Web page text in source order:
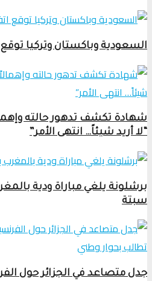
السعودية وباكستان وتركيا
شهادة تكشف تدهور حالته
“لا أريد شيئاً… انتهى الأمر”
برشلونة يلغي مباراة ودية
سبتة
جدل متصاعد في الجزائر حول